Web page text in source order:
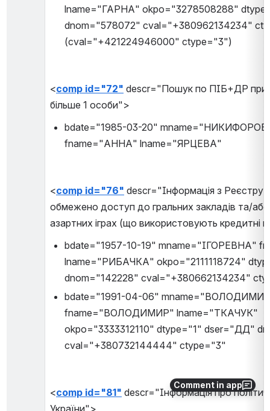
Comment in app
lname="ГАРНА" okpo="3278508288"
dnom="578072" cval="+380962134234"
(cval="+421224946000" ctype="3")
<comp id="72" descr="Пошук по ПІБ+ДР при
більше 1 особи">
bdate="1985-03-20"
fname="АННА" lname="ЯРЦЕВА"
<comp id="76" descr="Інформація з Реєстру
обмежено доступ до гральних закладів та/
азартних іграх (що використовують кредитні
bdate="1957-10-19" mname="ІГОРЕВНА"
lname="РИБАЧКА" okpo="2111118724"
dnom="142228" cval="+380662134234"
bdate="1991-04-06"
fname="ВОЛОДИМИР" lname="ТКАЧУК"
okpo="3333312110" dtype="1" dser="ДД"
cval="+380732144444" ctype="3"
<comp id="81" descr="Інформація про